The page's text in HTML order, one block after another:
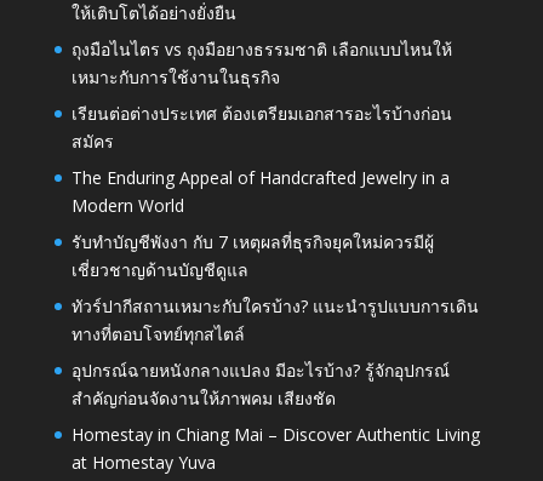
ให้เติบโตได้อย่างยั่งยืน
ถุงมือไนไตร vs ถุงมือยางธรรมชาติ เลือกแบบไหนให้
เหมาะกับการใช้งานในธุรกิจ
เรียนต่อต่างประเทศ ต้องเตรียมเอกสารอะไรบ้างก่อน
สมัคร
The Enduring Appeal of Handcrafted Jewelry in a
Modern World
รับทำบัญชีพังงา กับ 7 เหตุผลที่ธุรกิจยุคใหม่ควรมีผู้
เชี่ยวชาญด้านบัญชีดูแล
ทัวร์ปากีสถานเหมาะกับใครบ้าง? แนะนำรูปแบบการเดิน
ทางที่ตอบโจทย์ทุกสไตล์
อุปกรณ์ฉายหนังกลางแปลง มีอะไรบ้าง? รู้จักอุปกรณ์
สำคัญก่อนจัดงานให้ภาพคม เสียงชัด
Homestay in Chiang Mai – Discover Authentic Living
at Homestay Yuva